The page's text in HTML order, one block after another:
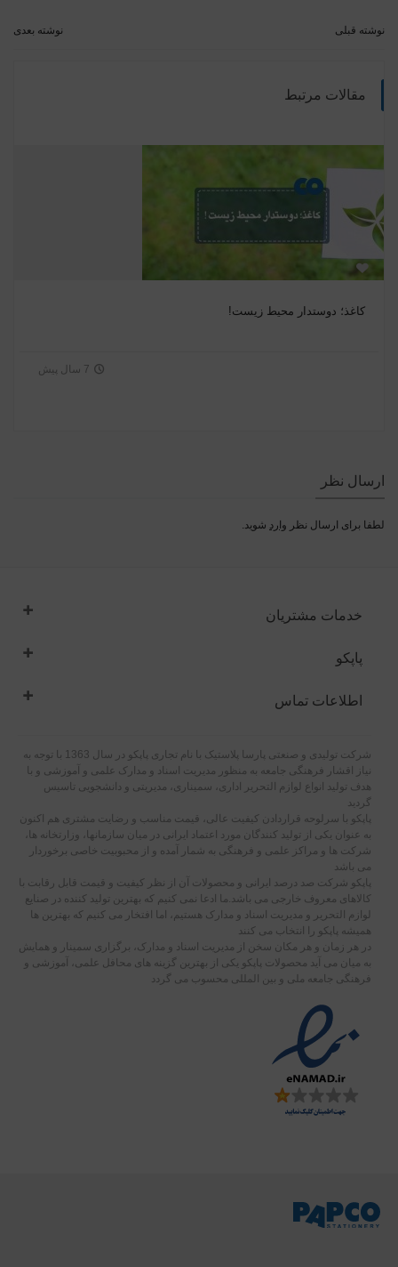
نوشته قبلی نوشته بعدی
مقالات مرتبط
کاغذ؛ دوستدار محیط زیست!
7 سال پیش
ارسال نظر
لطفا برای ارسال نظر وارد شوید.
خدمات مشتریان
پاپکو
اطلاعات تماس
شرکت تولیدی و صنعتی پارسا پلاستیک با نام تجاری پاپکو در سال 1363 با توجه به
نیاز اقشار فرهنگی جامعه به منظور مدیریت اسناد و مدارک علمی و آموزشی و با
هدف تولید انواع لوازم التحریر اداری، سمیناری، مدیریتی و دانشجویی تاسیس
گردید
پاپکو با سرلوحه قراردادن کیفیت عالی، قیمت مناسب و رضایت مشتری هم اکنون
به عنوان یکی از تولید کنندگان مورد اعتماد ایرانی در میان سازمانها، وزارتخانه ها،
شرکت ها و مراکز علمی و فرهنگی به شمار آمده و از محبوبیت خاصی برخوردار
می باشد
پاپکو شرکت صد درصد ایرانی و محصولات آن از نظر کیفیت و قیمت قابل رقابت با
کالاهای معروف خارجی می باشد.ما ادعا نمی کنیم که بهترین تولید کننده در صنایع
لوازم التحریر و مدیریت اسناد و مدارک هستیم، اما افتخار می کنیم که بهترین ها
همیشه پاپکو را انتخاب می کنند
در هر زمان و هر مکان سخن از مدیریت اسناد و مدارک، برگزاری سمینار و همایش
به میان می آید محصولات پاپکو یکی از بهترین گزینه های محافل علمی، آموزشی و
فرهنگی جامعه ملی و بین المللی محسوب می گردد